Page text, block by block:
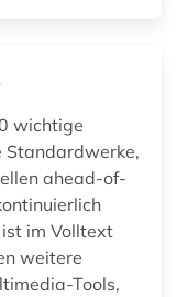
wichtige
Standardwerke,
ahead-of-
im Volltext
Tools,